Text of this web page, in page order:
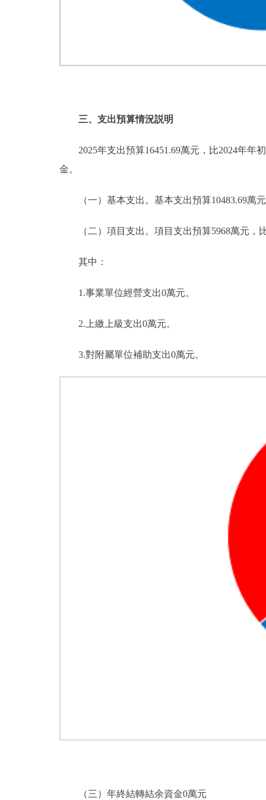
三、支出預算情況説明
2025年支出預算16451.69萬元，比2024年年初
金。
（一）基本支出。基本支出預算10483.69萬元
（二）項目支出。項目支出預算5968萬元，比
其中：
1.事業單位經營支出0萬元。
2.上繳上級支出0萬元。
3.對附屬單位補助支出0萬元。
（三）年終結轉結余資金0萬元